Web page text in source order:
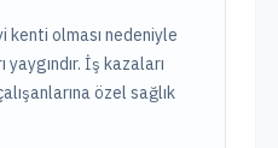
kenti olması nedeniyle
İş kazaları
özel sağlık